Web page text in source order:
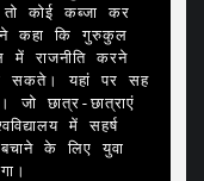
तो कोई कब्जा कर
कहा कि गुरुकुल
में राजनीति करने
सकते। यहां पर सह
जो छात्र-छात्राएं
में सहर्ष
के लिए युवा